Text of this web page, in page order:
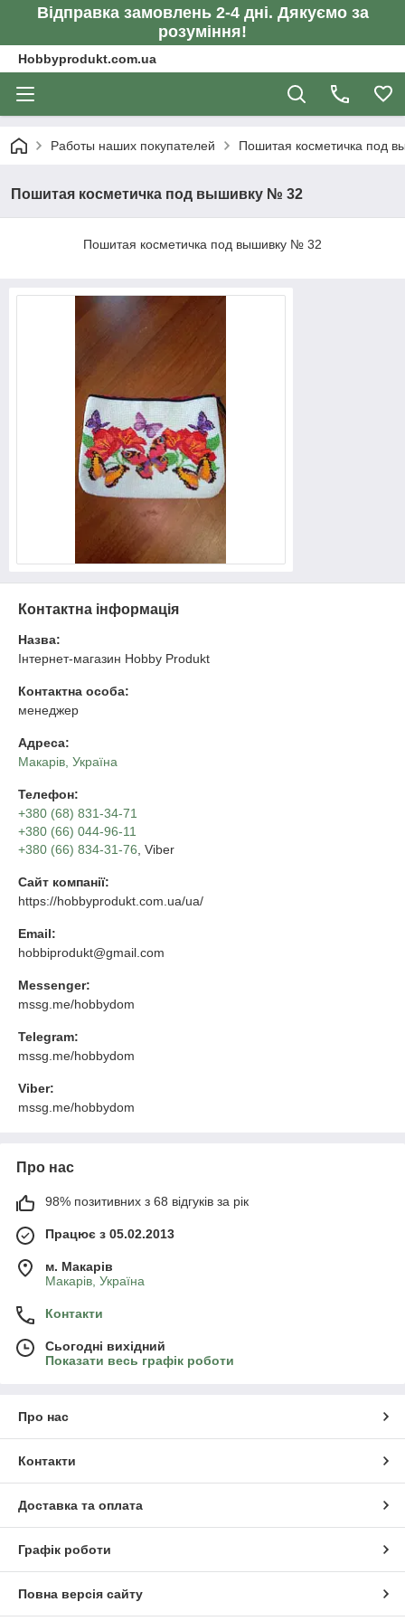
Відправка замовлень 2-4 дні. Дякуємо за
розуміння!
Hobbyprodukt.com.ua
Работы наших покупателей Пошитая косметичка под
Пошитая косметичка под вышивку № 32
Пошитая косметичка под вышивку № 32
Контактна інформація
Назва:
Інтернет-магазин Hobby Produkt
Контактна особа:
менеджер
Адреса:
Mакарів, Україна
Телефон:
+380 (68) 831-34-71
+380 (66) 044-96-11
+380 (66) 834-31-76 , Viber
Сайт компанії:
https://hobbyprodukt.com.ua/ua/
Email:
hobbiprodukt@gmail.com
Messenger:
mssg.me/hobbydom
Telegram:
mssg.me/hobbydom
Viber:
mssg.me/hobbydom
Про нас
98% позитивних з 68 відгуків за рік
Працює з 05.02.2013
м. Mакарів
Mакарів, Україна
Контакти
Сьогодні вихідний
Показати весь графік роботи
Про нас
Контакти
Доставка та оплата
Графік роботи
Повна версія сайту